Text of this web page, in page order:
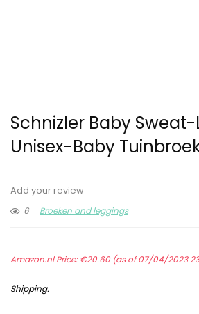
Schnizler Baby
Unisex-Baby
Add your review
6
Broeken and leggings
Amazon.nl Price:€20.60(as of 07/04/2023
Shipping.